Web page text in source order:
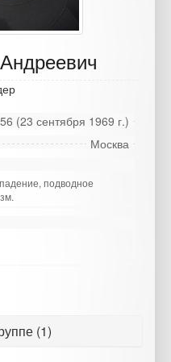
56 (23 сентября 1969 г.)
Москва
подводное
(1)